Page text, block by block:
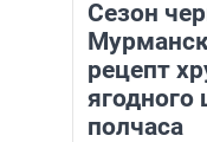
Сезон
рецепт
ягодного
полчаса